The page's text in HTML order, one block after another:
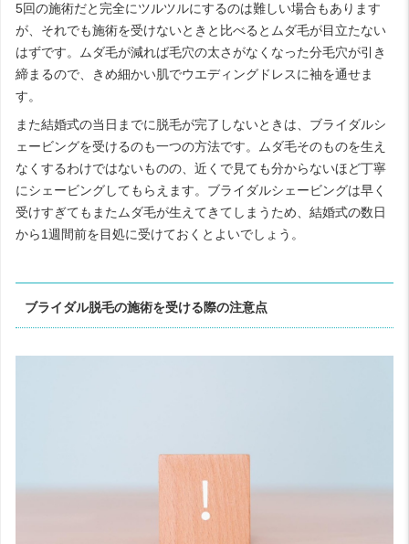
5回の施術だと完全にツルツルにするのは難しい場合もあります
が、それでも施術を受けないときと比べるとムダ毛が目立たない
はずです。ムダ毛が減れば毛穴の太さがなくなった分毛穴が引き
締まるので、きめ細かい肌でウエディングドレスに袖を通せま
す。
また結婚式の当日までに脱毛が完了しないときは、ブライダルシ
ェービングを受けるのも一つの方法です。ムダ毛そのものを生え
なくするわけではないものの、近くで見ても分からないほど丁寧
にシェービングしてもらえます。ブライダルシェービングは早く
受けすぎてもまたムダ毛が生えてきてしまうため、結婚式の数日
から1週間前を目処に受けておくとよいでしょう。
ブライダル脱毛の施術を受ける際の注意点